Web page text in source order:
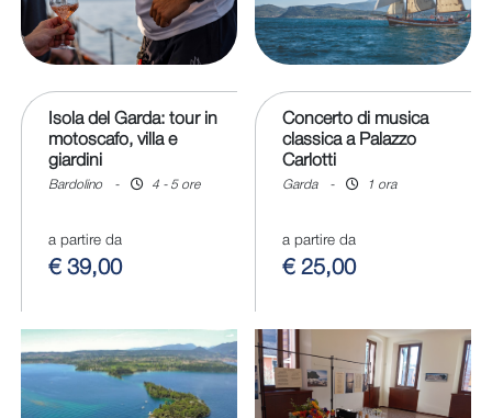
Isola del Garda: tour in
motoscafo, villa e
giardini
Bardolino - 4 - 5 ore
a partire da
€ 39,00
Concerto di musica
classica a Palazzo
Carlotti
Garda - 1 ora
a partire da
€ 25,00